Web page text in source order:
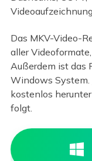
Das MKV-Video-
aller
Außerdem ist das
Windows System.
kostenlos
folgt.